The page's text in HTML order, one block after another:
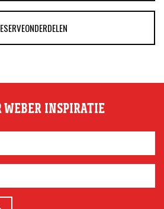
WEBER INSPIRATIE